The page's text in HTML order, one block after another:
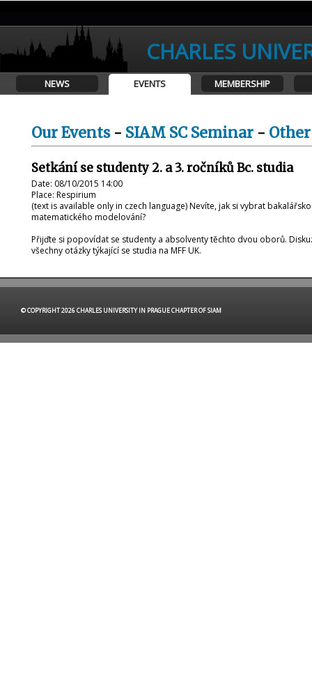
CHARLES
NEWS EVENTS MEMBERSHIP
Our Events- SIAM SC Seminar -
Setkání se studenty 2. a 3. ročníků Bc. studia
Date: 08/10/2015 14:00
Place: Respirium
(text is available only in czech language) Nevíte, jak si vybrat
matematického modelování?
Přijďte si popovídat se studenty a absolventy těchto dvou oborů.
všechny otázky týkající se studia na MFF UK.
© COPYRIGHT 2026 CHARLES UNIVERSITY IN PRAGUE CHAPTER OF SIAM